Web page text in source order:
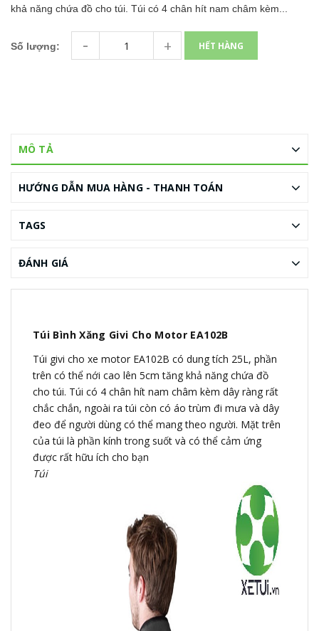
khả năng chứa đồ cho túi. Túi có 4 chân hít nam châm kèm...
Số lượng: - + HẾT HÀNG
MÔ TẢ
HƯỚNG DẪN MUA HÀNG - THANH TOÁN
TAGS
ĐÁNH GIÁ
Túi Bình Xăng Givi Cho Motor EA102B
Túi givi cho xe motor EA102B có dung tích 25L, phần
trên có thể nới cao lên 5cm tăng khả năng chứa đồ
cho túi. Túi có 4 chân hít nam châm kèm dây ràng rất
chắc chắn, ngoài ra túi còn có áo trùm đi mưa và dây
đeo để người dùng có thể mang theo người. Mặt trên
của túi là phần kính trong suốt và có thể cảm ứng
được rất hữu ích cho bạn
Túi